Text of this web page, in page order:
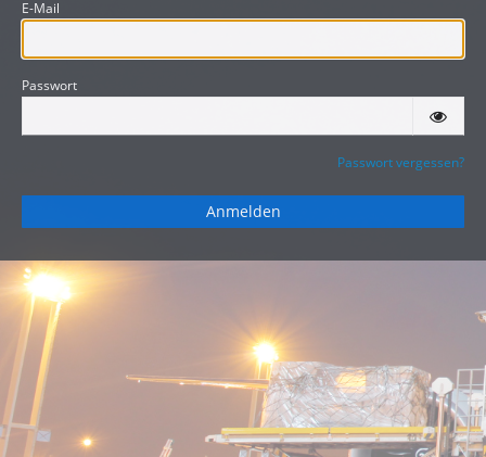
E-Mail
Passwort
Passwort vergessen?